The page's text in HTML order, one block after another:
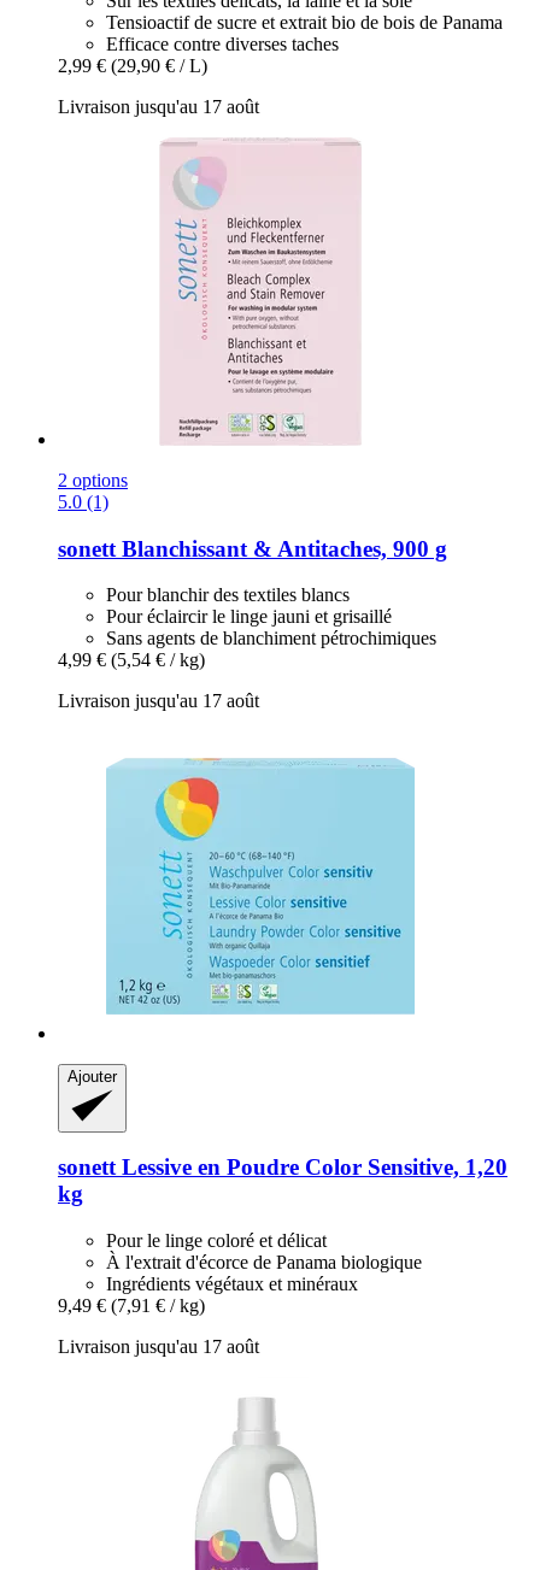
Tensioactif de sucre et extrait bio de bois de Panama
Efficace contre diverses taches
2,99 € (29,90 € / L)
Livraison jusqu'au 17 août
2 options
5.0 (1)
sonett Blanchissant & Antitaches, 900 g
Pour blanchir des textiles blancs
Pour éclaircir le linge jauni et grisaillé
Sans agents de blanchiment pétrochimiques
4,99 € (5,54 € / kg)
Livraison jusqu'au 17 août
Ajouter
sonettLessive en Poudre Color Sensitive, 1,20
kg
Pour le linge coloré et délicat
À l'extrait d'écorce de Panama biologique
Ingrédients végétaux et minéraux
9,49 € (7,91 € / kg)
Livraison jusqu'au 17 août